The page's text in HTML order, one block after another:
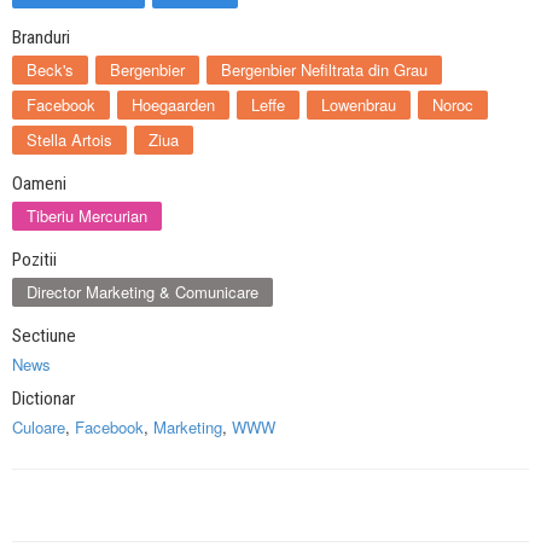
Branduri
Beck's Bergenbier
Bergenbier Nefiltrata din Grau
Facebook
Hoegaarden Leffe Lowenbrau
Noroc
Stella Artois
Ziua
Oameni
Tiberiu Mercurian
Pozitii
Director Marketing & Comunicare
Sectiune
News
Dictionar
Culoare, Facebook, Marketing, WWW